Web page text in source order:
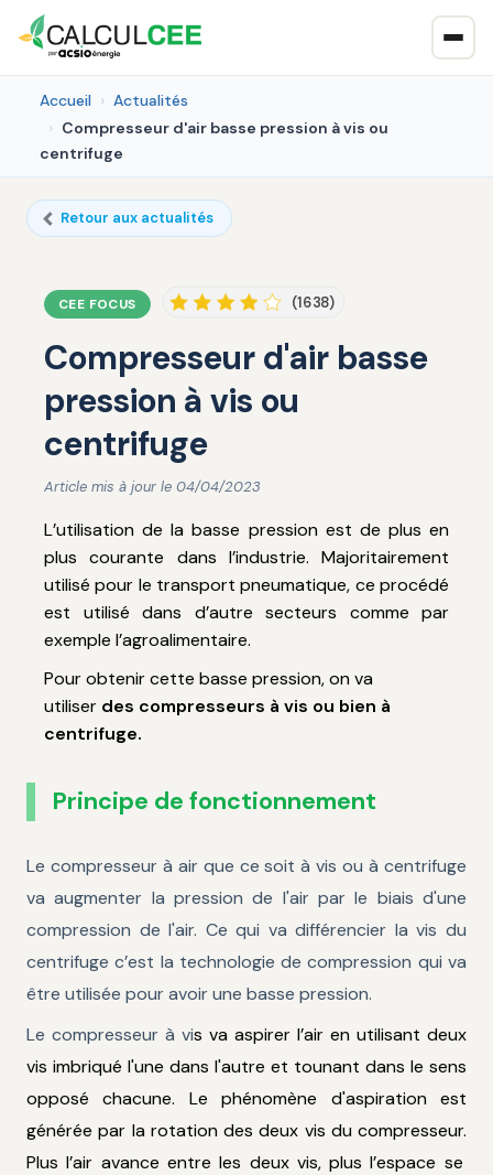
Accueil
Actualités
Compresseur d'air basse pression à vis ou
centrifuge
Retour aux actualités
CEE FOCUS (1638)
Compresseur d'air basse
pression à vis ou
centrifuge
Article mis à jour le 04/04/2023
L’utilisation de la basse pression est de plus en
plus courante dans l’industrie. Majoritairement
utilisé pour le transport pneumatique, ce procédé
est utilisé dans d’autre secteurs comme par
exemple l’agroalimentaire.
Pour obtenir cette basse pression, on va
utiliser des compresseurs à vis ou bien à
centrifuge.
Principe de fonctionnement
Le compresseur à air que ce soit à vis ou à centrifuge
va augmenter la pression de l'air par le biais d'une
compression de l'air. Ce qui va différencier la vis du
centrifuge c’est la technologie de compression qui va
être utilisée pour avoir une basse pression.
Le compresseur à vis va aspirer l’air en utilisant deux
vis imbriqué l'une dans l'autre et tounant dans le sens
opposé chacune. Le phénomène d'aspiration est
générée par la rotation des deux vis du compresseur.
Plus l’air avance entre les deux vis, plus l’espace se